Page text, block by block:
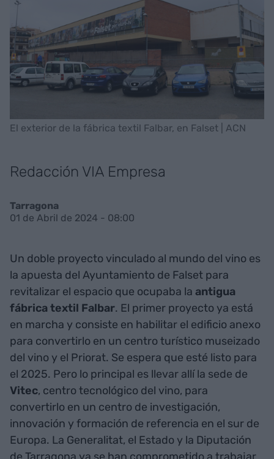
El exterior de la fábrica textil Falbar, en Falset | ACN
Redacción VIA Empresa
Tarragona
01 de Abril de 2024 - 08:00
Un doble proyecto vinculado al mundo del vino es
la apuesta del Ayuntamiento de Falset para
revitalizar el espacio que ocupaba la antigua
fábrica textil Falbar. El primer proyecto ya está
en marcha y consiste en habilitar el edificio anexo
para convertirlo en un centro turístico museizado
del vino y el Priorat. Se espera que esté listo para
el 2025. Pero lo principal es llevar allí la sede de
Vitec, centro tecnológico del vino, para
convertirlo en un centro de investigación,
innovación y formación de referencia en el sur de
Europa. La Generalitat, el Estado y la Diputación